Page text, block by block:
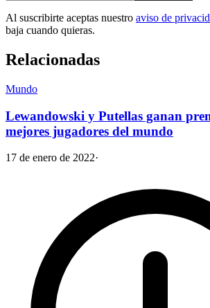
Al suscribirte aceptas nuestro aviso de
baja cuando quieras.
Relacionadas
Mundo
Lewandowski y Putellas ganan
mejores jugadores del mundo
17 de enero de 2022·